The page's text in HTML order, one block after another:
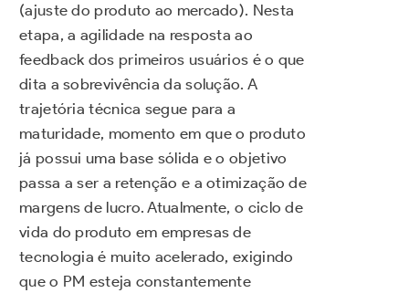
(ajuste do produto ao mercado). Nesta
etapa, a agilidade na resposta ao
feedback dos primeiros usuários é o que
dita a sobrevivência da solução. A
trajetória técnica segue para a
maturidade, momento em que o produto
já possui uma base sólida e o objetivo
passa a ser a retenção e a otimização de
margens de lucro. Atualmente, o ciclo de
vida do produto em empresas de
tecnologia é muito acelerado, exigindo
que o PM esteja constantemente